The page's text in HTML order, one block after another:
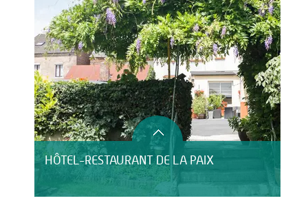
HÔTEL-RESTAURANT DE LA PAIX